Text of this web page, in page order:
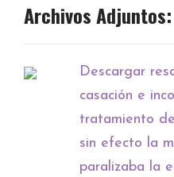
Archivos Adjuntos:
Descargar
casación e
tratamiento
sin efecto la
paralizaba la